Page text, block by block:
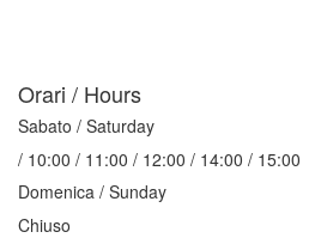
Orari / Hours
Sabato / Saturday
/ 10:00 / 11:00 / 12:00 / 14:00 / 15:00
Domenica / Sunday
Chiuso